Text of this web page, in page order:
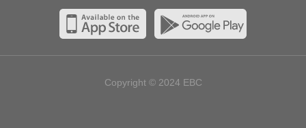
Copyright © 2024 EBC